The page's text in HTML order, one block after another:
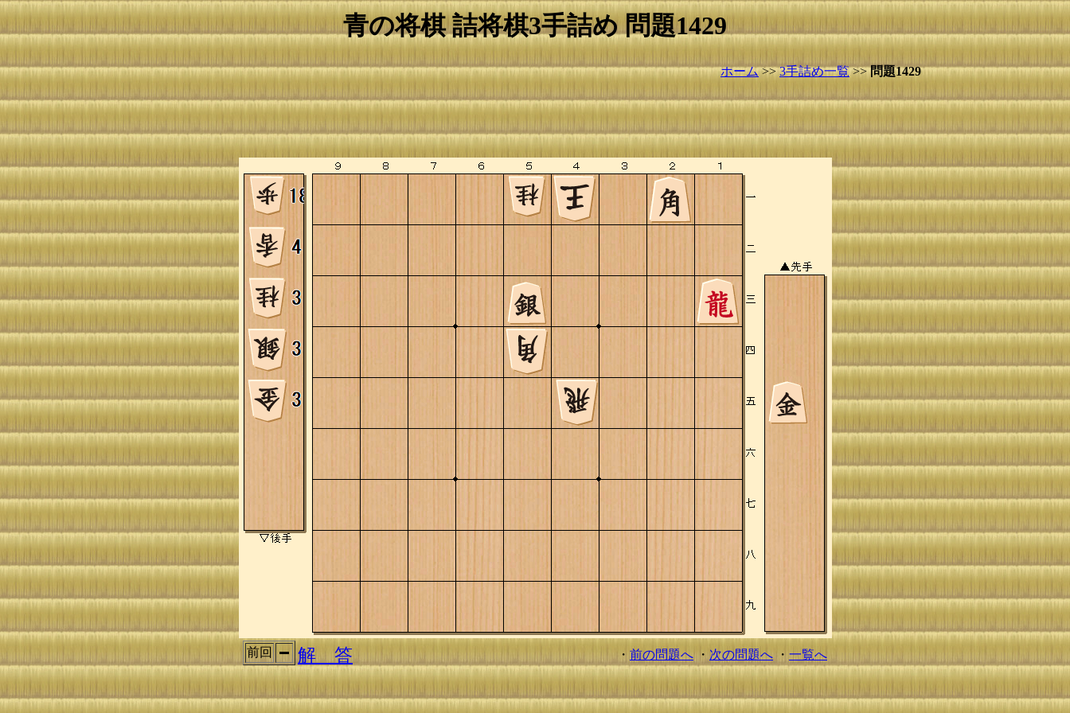
青の将棋 詰将棋3手詰め 問題1429
ホーム>>3手詰め一覧>>問題1429
前回 解 答 ・ 前の問題へ・次の問題へ ・ 一覧へ